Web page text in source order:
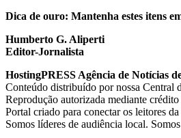
​Dica de ouro: Mantenha estes itens
Humberto G. Aliperti
Editor-Jornalista
HostingPRESS Agência de Notícias
Conteúdo distribuído por nossa Central
Reprodução autorizada mediante
Portal criado para conectar os leitores
Somos líderes de audiência local.